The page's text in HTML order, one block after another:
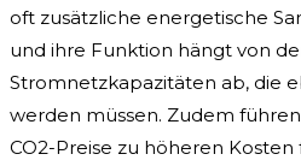
oft zusätzliche energetische
und ihre Funktion hängt von
Stromnetzkapazitäten ab, die
werden müssen. Zudem
CO2-Preise zu höheren Kosten